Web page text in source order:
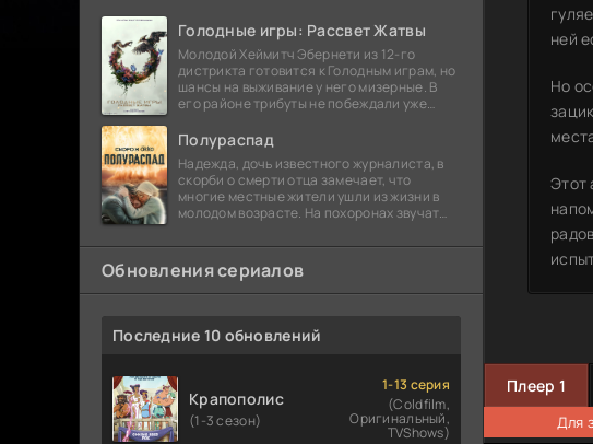
Голодные игры: Рассвет Жатвы
Молодой Хеймитч Эбернети из 12-го
дистрикта готовится к Голодным играм, но
шансы на выживание у него мизерные. В
его районе трибуты не побеждали уже
безнадежности.
Полураспад
Надежда, дочь известного журналиста, в
скорби о смерти отца замечает, что
многие местные жители ушли из жизни в
молодом возрасте. На похоронах звучат
Обновления сериалов
Последние 10 обновлений
Крапополис
(1-3 сезон)
1-13 серия
(Coldfilm,
Оригинальный,
TVShows)
ней
Но
Этот
Плеер 1
Для